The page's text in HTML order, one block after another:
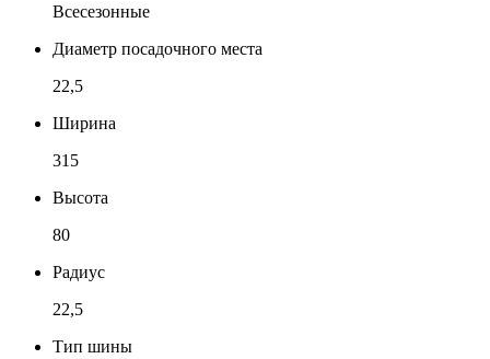
Всесезонные
Диаметр посадочного места
22,5
Ширина
315
Высота
80
Радиус
22,5
Тип шины